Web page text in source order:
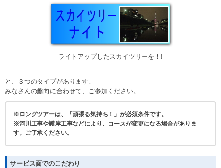
ライトアップしたスカイツリーを！!
と、３つのタイプがあります。
みなさんの趣向に合わせて、ご参加ください。
※ロングツアーは、「頑張る気持ち！」が必須条件です。
※河川工事や護岸工事などにより、コースが変更になる場合がありま
す。ご了承ください。
サービス面でのこだわり